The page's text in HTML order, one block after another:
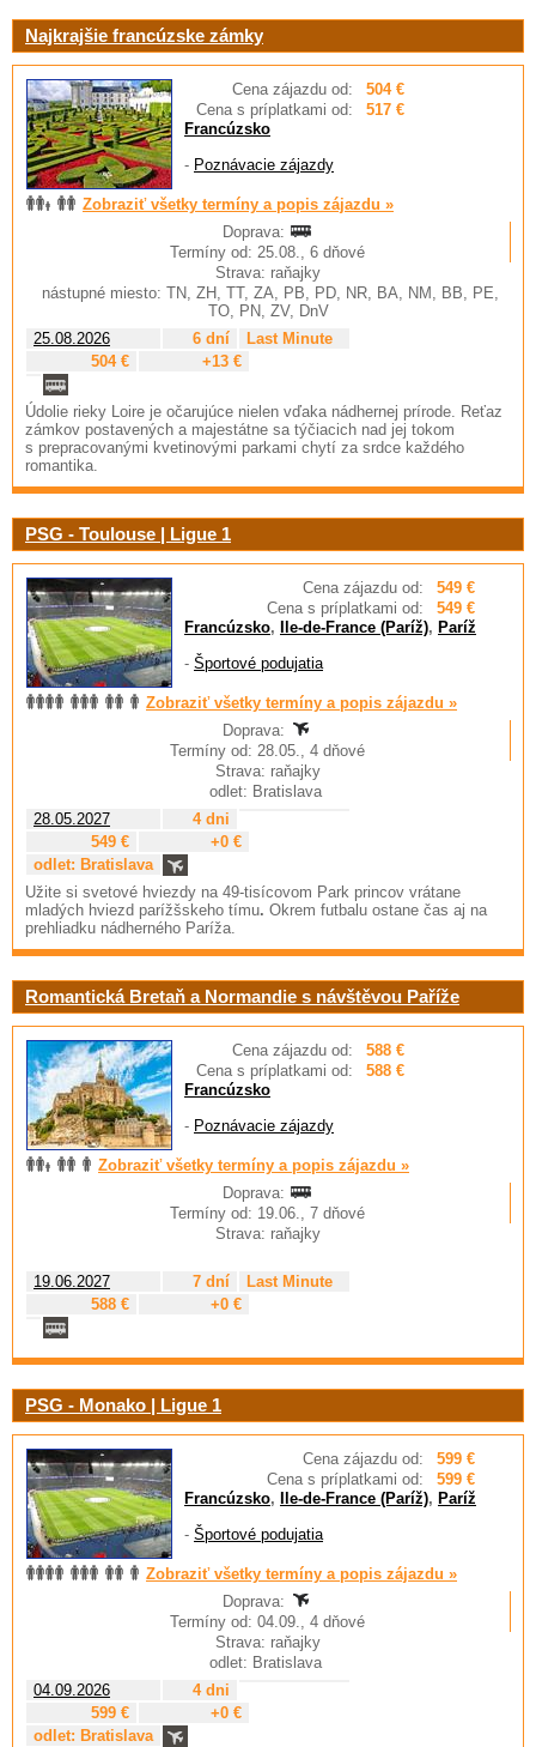
Najkrajšie francúzske zámky
Cena zájazdu od:
504 €
Cena s príplatkami od:
517 €
Francúzsko
- Poznávacie zájazdy
Zobraziť všetky termíny a popis zájazdu »
Doprava:
Termíny od: 25.08., 6 dňové
Strava: raňajky
nástupné miesto: TN, ZH, TT, ZA, PB, PD, NR, BA, NM, BB, PE,
TO, PN, ZV, DnV
25.08.2026
6 dní
Last Minute
504 €
+13 €
Údolie rieky Loire je očarujúce nielen vďaka nádhernej prírode. Reťaz
zámkov postavených a majestátne sa týčiacich nad jej tokom
s prepracovanými kvetinovými parkami chytí za srdce každého
romantika.
PSG - Toulouse | Ligue 1
Cena zájazdu od:
549 €
Cena s príplatkami od:
549 €
Francúzsko, Ile-de-France (Paríž), Paríž
- Športové podujatia
Zobraziť všetky termíny a popis zájazdu »
Doprava:
Termíny od: 28.05., 4 dňové
Strava: raňajky
odlet: Bratislava
28.05.2027
4 dni
549 €
+0 €
odlet: Bratislava
Užite si svetové hviezdy na 49-tisícovom Park princov vrátane
mladých hviezd parížšskeho tímu. Okrem futbalu ostane čas aj na
prehliadku nádherného Paríža.
Romantická Bretaň a Normandie s návštěvou Paříže
Cena zájazdu od:
588 €
Cena s príplatkami od:
588 €
Francúzsko
- Poznávacie zájazdy
Zobraziť všetky termíny a popis zájazdu »
Doprava:
Termíny od: 19.06., 7 dňové
Strava: raňajky
19.06.2027 7 dní
Last Minute
588 €
+0 €
PSG - Monako | Ligue 1
Cena zájazdu od:
599 €
Cena s príplatkami od:
599 €
Francúzsko, Ile-de-France (Paríž), Paríž
- Športové podujatia
Zobraziť všetky termíny a popis zájazdu »
Doprava:
Termíny od: 04.09., 4 dňové
Strava: raňajky
odlet: Bratislava
04.09.2026
4 dni
599 €
+0 €
odlet: Bratislava